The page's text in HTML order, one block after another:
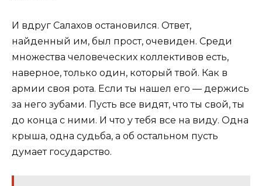
И вдруг Салахов остановился. Ответ,
найденный им, был прост, очевиден. Среди
множества человеческих коллективов есть,
наверное, только один, который твой. Как в
армии своя рота. Если ты нашел его — держись
за него зубами. Пусть все видят, что ты свой, ты
до конца с ними. И что у тебя все на виду. Одна
крыша, одна судьба, а об остальном пусть
думает государство.